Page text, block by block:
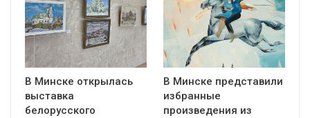
В Минске открылась
выставка
белорусского
В Минске представили
избранные
произведения из